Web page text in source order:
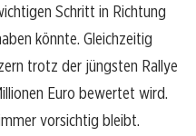
Schritt in Richtung
könnte. Gleichzeitig
trotz der jüngsten Rallye
Euro bewertet wird.
vorsichtig bleibt.